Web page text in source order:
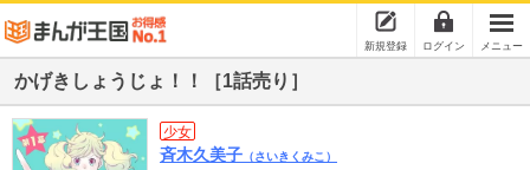
新規登録 ログイン メニュー
かげきしょうじょ！！［1話売り］
少女
斉木久美子 （さいきくみこ）